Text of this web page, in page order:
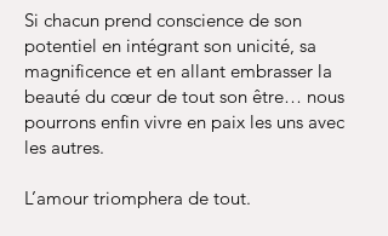
Si chacun prend conscience de son
potentiel en intégrant son unicité, sa
magnificence et en allant embrasser la
beauté du cœur de tout son être… nous
pourrons enfin vivre en paix les uns avec
les autres.
L’amour triomphera de tout.